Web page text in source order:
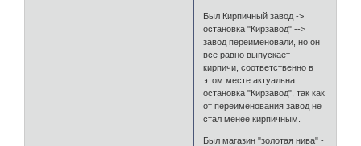
Был Кирпичный завод ->
остановка "Кирзавод" -->
завод переименовали, но он
все равно выпускает
кирпичи, соответственно в
этом месте актуальна
остановка "Кирзавод", так как
от переименования завод не
стал менее кирпичным.
Был магазин "золотая нива" -